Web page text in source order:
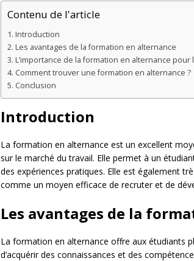
Contenu de l'article
Introduction
Les avantages de la formation en alternance
L’importance de la formation en alternance
Comment trouver une formation en alternance ?
Conclusion
Introduction
La formation en alternance est un excellent
sur le marché du travail. Elle permet à un
des expériences pratiques. Elle est également
comme un moyen efficace de recruter et de
Les avantages de la
La formation en alternance offre aux étudiants
d’acquérir des connaissances et des